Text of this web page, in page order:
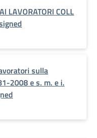
LAVORATORI COLL
sulla
2008 e s. m. e i.